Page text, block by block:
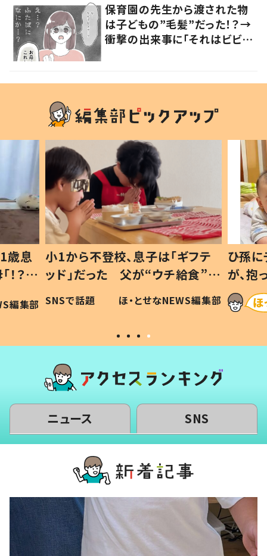
保育園の先生から渡された物
は子どもの”毛髪”だった！？→
衝撃の出来事に「それはビビ
歳息
？」
編集部
小1から不登校、息子は「ギフテ
ッド」だった 父が“ウチ給食”を
作り続ける理由とは #令和の親
#令和の子
SNSで話題 ほ・とせなNEWS編集部
ひ孫
が、
「涙が
い」
ニュース SNS